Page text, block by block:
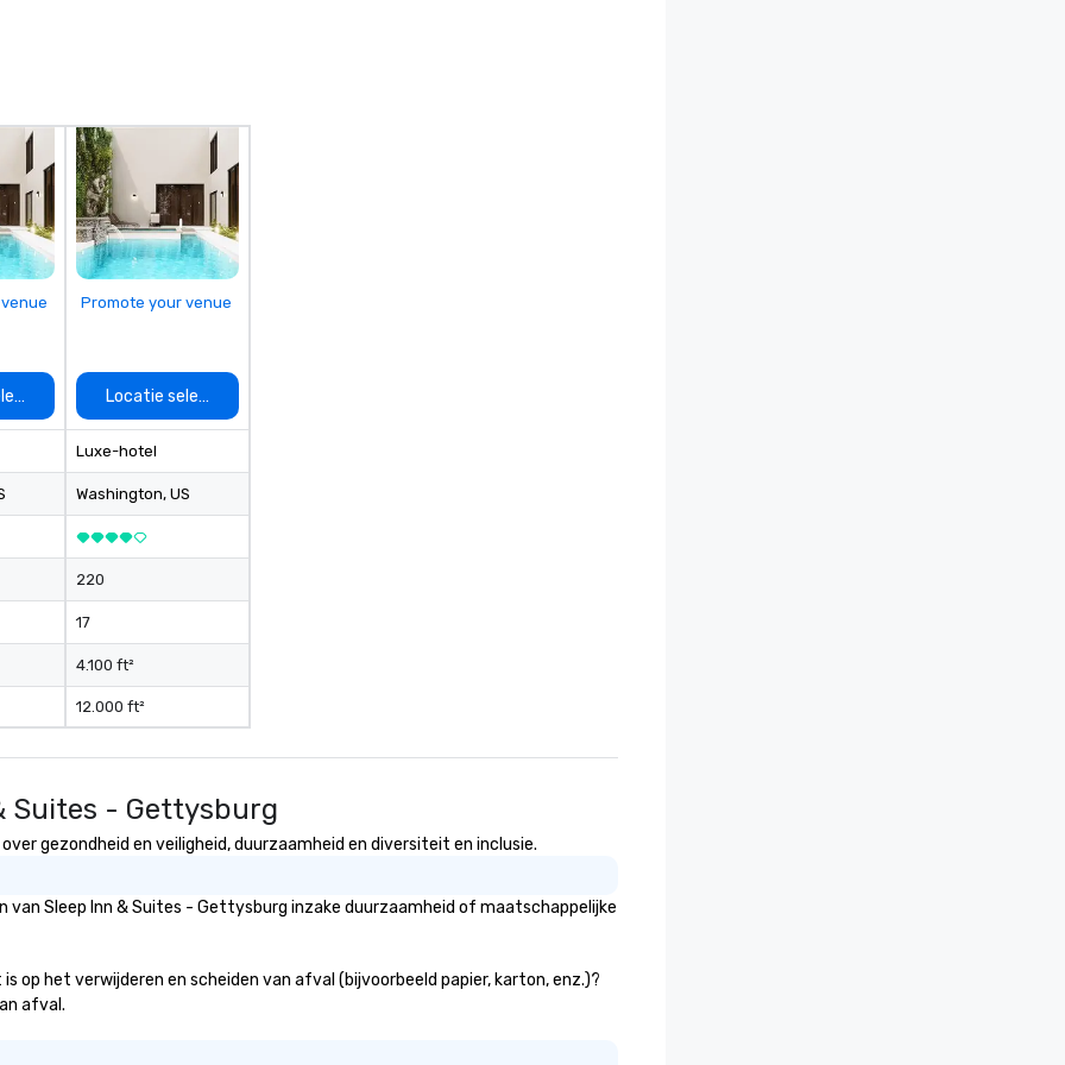
Promote your venue
Locatie selecteren
Luxe-hotel
Washington, US
220
17
4.100 ft²
12.000 ft²
Suites - Gettysburg
gezondheid en veiligheid, duurzaamheid en diversiteit en inclusie.
Sleep Inn & Suites - Gettysburg inzake duurzaamheid of maatschappelijke
op het verwijderen en scheiden van afval (bijvoorbeeld papier, karton, enz.)?
afval.